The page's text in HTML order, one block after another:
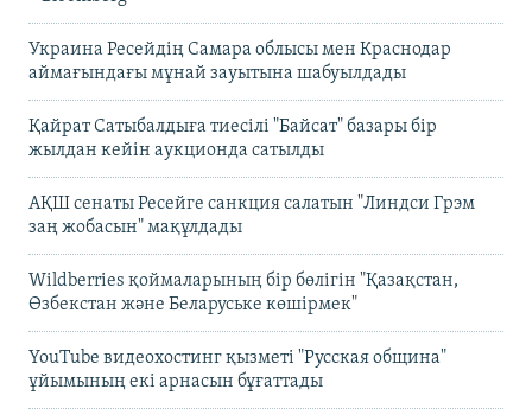
Украина Ресейдің Самара облысы мен Краснодар
аймағындағы мұнай зауытына шабуылдады
Қайрат Сатыбалдыға тиесілі "Байсат" базары бір
жылдан кейін аукционда сатылды
АҚШ сенаты Ресейге санкция салатын "Линдси Грэм
заң жобасын" мақұлдады
Wildberries қоймаларының бір бөлігін "Қазақстан,
Өзбекстан және Беларуське көшірмек"
YouTube видеохостинг қызметі "Русская община"
ұйымының екі арнасын бұғаттады